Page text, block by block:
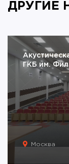
ДРУГИЕ
ГКБ им.
Москва